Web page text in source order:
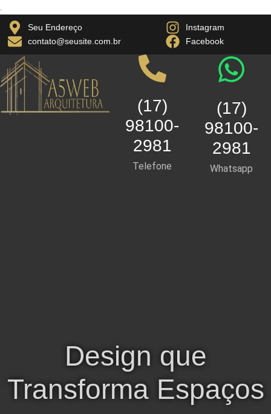
.
Seu Endereço
contato@seusite.com.br
Instagram
Facebook
(17)
98100-
2981
Telefone
(17)
98100-
2981
Whatsapp
Design que
Transforma Espaços